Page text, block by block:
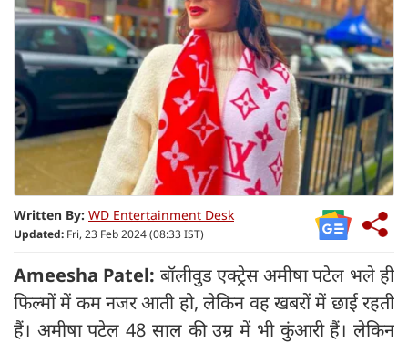
Written By: WD Entertainment Desk
Updated: Fri, 23 Feb 2024 (08:33 IST)
Ameesha Patel: बॉलीवुड एक्ट्रेस अमीषा पटेल भले ही
फिल्मों में कम नजर आती हो, लेकिन वह खबरों में छाई रहती
हैं। अमीषा पटेल 48 साल की उम्र में भी कुंआरी हैं। लेकिन